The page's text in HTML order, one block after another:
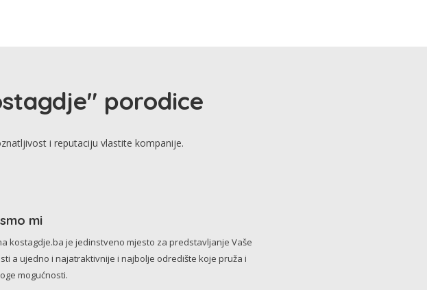
porodice
i reputaciju vlastite kompanije.
mi
kostagdje.ba je jedinstveno mjesto za predstavljanje Vaše
a ujedno i najatraktivnije i najbolje odredište koje pruža i
mogućnosti.